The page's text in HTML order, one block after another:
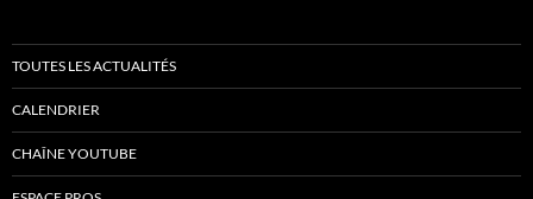
TOUTES LES ACTUALITÉS
CALENDRIER
CHAÎNE YOUTUBE